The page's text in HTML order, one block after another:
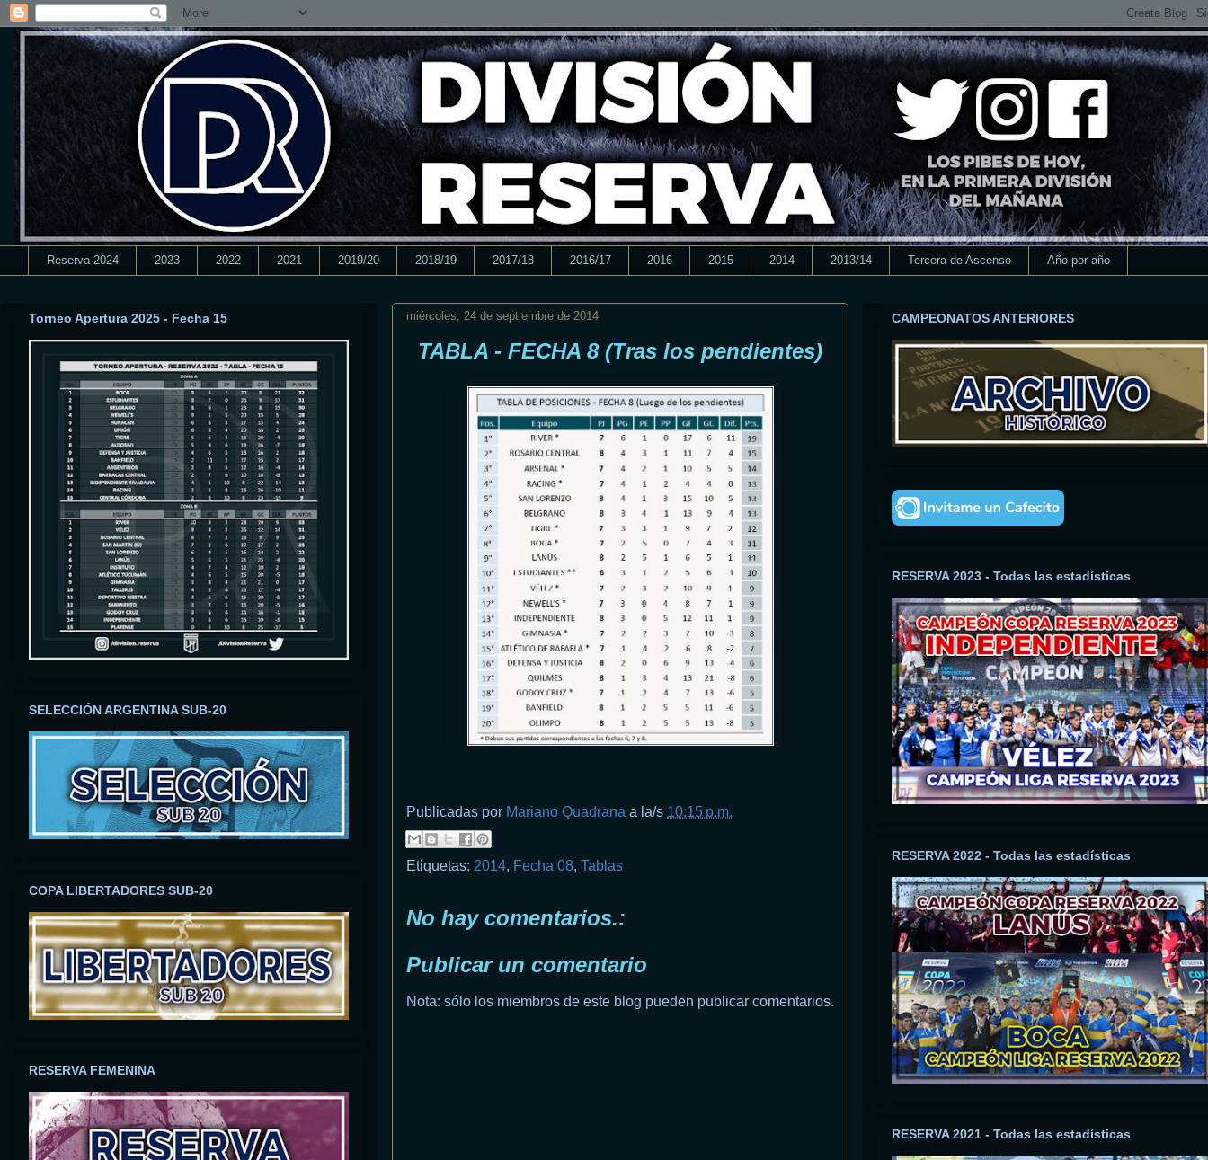
Reserva 2024 2023 2022 2021 2019/20 2018/19 2017/18 2016/17 2016 2015 2014 2013/14 Tercera de Ascenso Año por año
miércoles, 24 de septiembre de 2014
TABLA - FECHA 8 (Tras los pendientes)
Publicadas por Mariano Quadrana a la/s 10:15 p.m.
Etiquetas: 2014, Fecha 08, Tablas
No hay comentarios.:
Publicar un comentario
Nota: sólo los miembros de este blog pueden publicar comentarios.
Torneo Apertura 2025 - Fecha 15
SELECCIÓN ARGENTINA SUB-20
COPA LIBERTADORES SUB-20
RESERVA FEMENINA
CAMPEONATOS ANTERIORES
RESERVA 2023 - Todas las estadísticas
RESERVA 2022 - Todas las estadísticas
RESERVA 2021 - Todas las estadísticas